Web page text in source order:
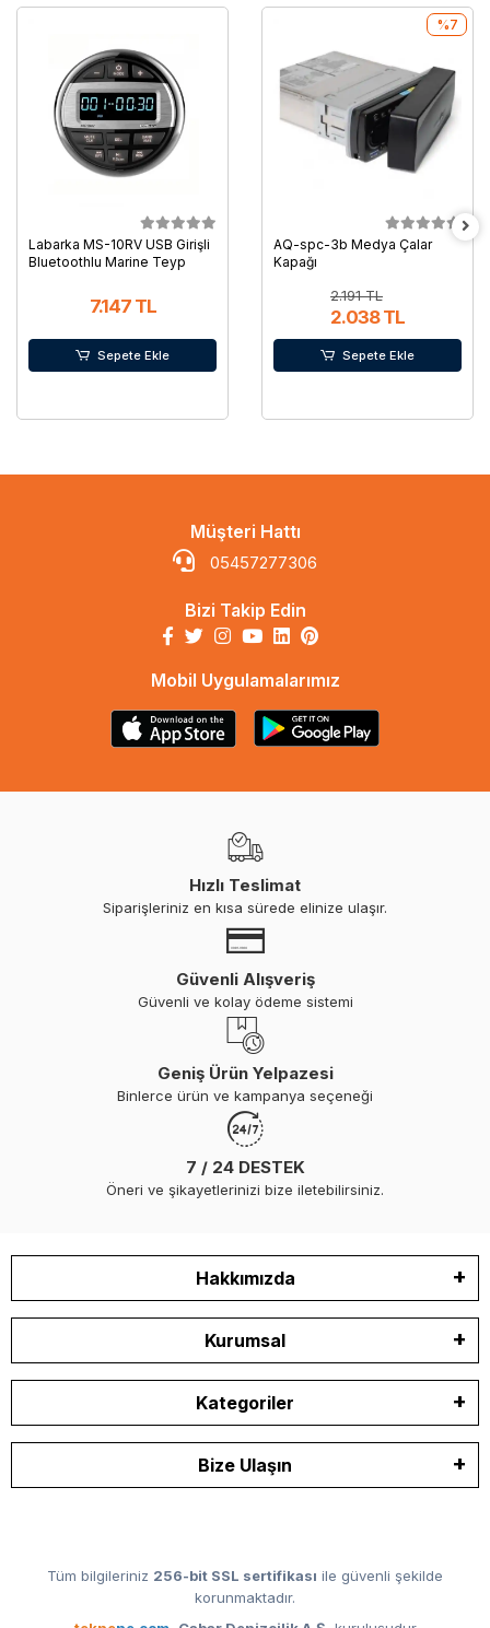
Labarka MS-10RV USB Girişli
Bluetoothlu Marine Teyp
7.147 TL
Sepete Ekle
AQ-spc-3b Medya Çalar
Kapağı
2.191 TL
2.038 TL
%7
Sepete Ekle
Müşteri Hattı
05457277306
Bizi Takip Edin
Mobil Uygulamalarımız
Hızlı Teslimat
Siparişleriniz en kısa sürede elinize ulaşır.
Güvenli Alışveriş
Güvenli ve kolay ödeme sistemi
Geniş Ürün Yelpazesi
Binlerce ürün ve kampanya seçeneği
7 / 24 DESTEK
Öneri ve şikayetlerinizi bize iletebilirsiniz.
Hakkımızda
Kurumsal
Kategoriler
Bize Ulaşın
Tüm bilgileriniz 256-bit SSL sertifikası ile güvenli şekilde
korunmaktadır.